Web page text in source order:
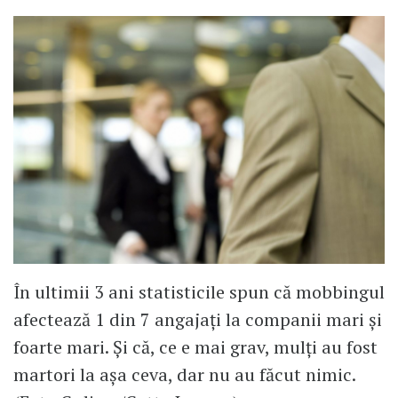
În ultimii 3 ani statisticile spun că mobbingul
afectează 1 din 7 angajați la companii mari și
foarte mari. Și că, ce e mai grav, mulți au fost
martori la așa ceva, dar nu au făcut nimic.